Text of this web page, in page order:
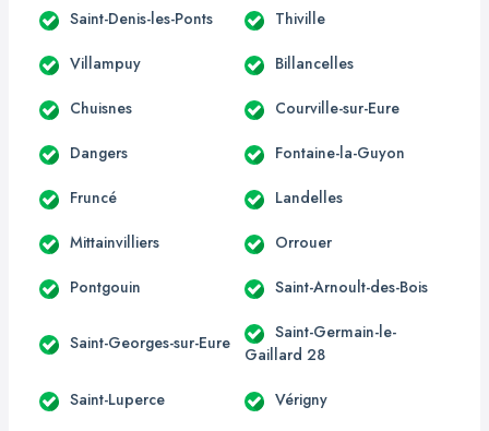
Saint-Denis-les-Ponts Thiville
Villampuy Billancelles
Chuisnes Courville-sur-Eure
Dangers Fontaine-la-Guyon
Fruncé Landelles
Mittainvilliers Orrouer
Pontgouin Saint-Arnoult-des-Bois
Saint-Georges-sur-Eure
Saint-Germain-le-
Gaillard 28
Saint-Luperce Vérigny